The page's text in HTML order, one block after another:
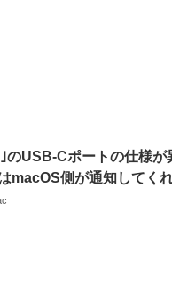
のUSB-Cポートの仕様が
macOS側が通知してく